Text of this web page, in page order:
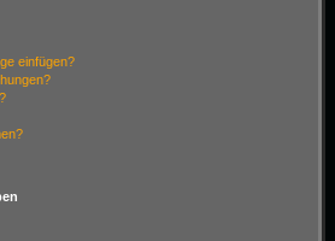
einfügen?